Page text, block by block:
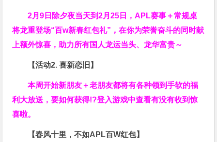
2月9日除夕夜当天到2月25日，APL赛事＋常规桌
将龙重登场“百w新春红包礼”，在你为荣誉奋斗的同时献
上额外惊喜，助力所有国人龙运当头、龙华富贵～
【活动2. 喜新恋旧】
本周开始新朋友＋老朋友都将有各种领到手软的福
利大放送，要如何获得!?登入游戏中查看有没有收到惊
喜啦。
【春风十里，不如APL百W红包】